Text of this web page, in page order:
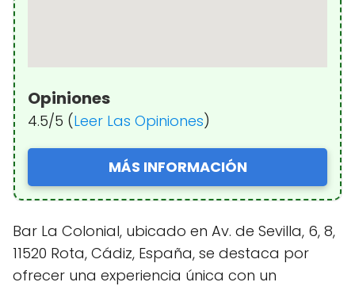
Opiniones
4.5/5 (Leer Las Opiniones)
MÁS INFORMACIÓN
Bar La Colonial, ubicado en Av. de Sevilla, 6, 8,
11520 Rota, Cádiz, España, se destaca por
ofrecer una experiencia única con un